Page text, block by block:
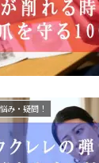
み・疑問！